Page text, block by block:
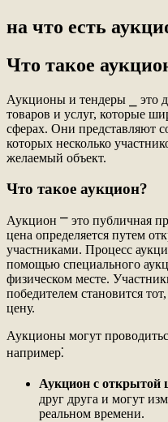
на что есть
Что такое
Аукционы и тендеры ⎯ это
товаров и услуг, которые
сферах. Они представляют
которых несколько
желаемый объект.
Что такое аукцион?
Аукцион ⎻ это публичная
цена определяется путем
участниками. Процесс
помощью специального
физическом месте.
победителем становится
цену.
Аукционы могут
например⁚
Аукцион с открытой
друг друга и могут
реальном времени.